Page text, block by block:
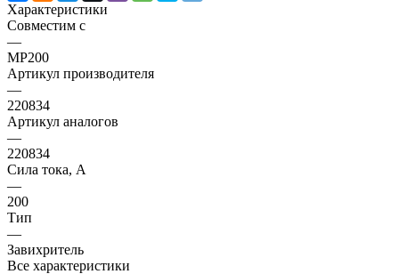
Характеристики
Совместим с
—
MP200
Артикул производителя
—
220834
Артикул аналогов
—
220834
Сила тока, А
—
200
Тип
—
Завихритель
Все характеристики